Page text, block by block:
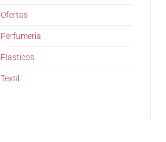
Ofertas
Perfumeria
Plasticos
Textil